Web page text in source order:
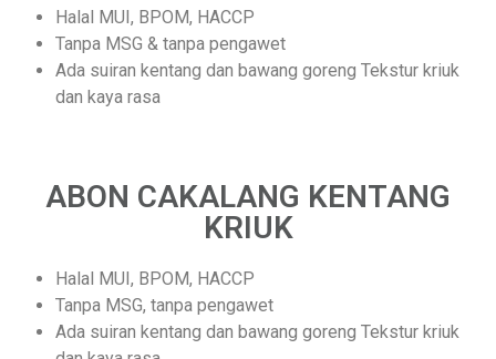
Halal MUI, BPOM, HACCP
Tanpa MSG & tanpa pengawet
Ada suiran kentang dan bawang goreng Tekstur kriuk
dan kaya rasa
ABON CAKALANG KENTANG
KRIUK
Halal MUI, BPOM, HACCP
Tanpa MSG, tanpa pengawet
Ada suiran kentang dan bawang goreng Tekstur kriuk